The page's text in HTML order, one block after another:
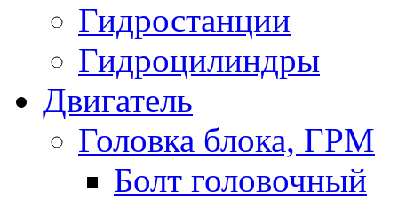
Гидростанции
Гидроцилиндры
Двигатель
Головка блока, ГРМ
Болт головочный